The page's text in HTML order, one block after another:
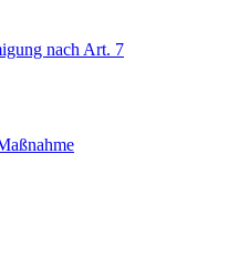
nach Art. 7